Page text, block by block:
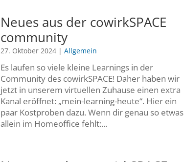
Neues aus der cowirkSPACE
community
27. Oktober 2024 |Allgemein
Es laufen so viele kleine Learnings in der
Community des cowirkSPACE! Daher haben wir
jetzt in unserem virtuellen Zuhause einen extra
Kanal eröffnet: „mein-learning-heute“. Hier ein
paar Kostproben dazu. Wenn dir genau so etwas
allein im Homeoffice fehlt:...